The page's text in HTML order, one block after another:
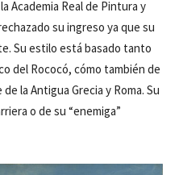
Academia Real de Pintura y
su ingreso ya que su
Su estilo está basado tanto
del Rococó, cómo también de
la Antigua Grecia y Roma. Su
o de su “enemiga”